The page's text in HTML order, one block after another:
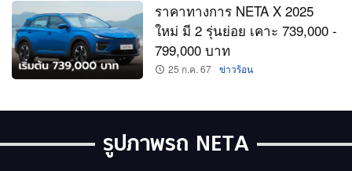
ราคาทางการ NETA X 2025
ใหม่ มี 2 รุ่นย่อย เคาะ 739,000 -
799,000 บาท
25 ก.ค. 67 ข่าวร้อน
รูปภาพรถ NETA